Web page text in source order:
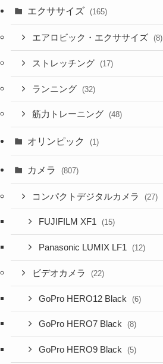
エクササイズ (165)
エアロビック・エクササイズ (8)
ストレッチング (17)
ランニング (32)
筋力トレーニング (48)
オリンピック (1)
カメラ (807)
コンパクトデジタルカメラ (27)
FUJIFILM XF1 (15)
Panasonic LUMIX LF1 (12)
ビデオカメラ (22)
GoPro HERO12 Black (6)
GoPro HERO7 Black (8)
GoPro HERO9 Black (5)